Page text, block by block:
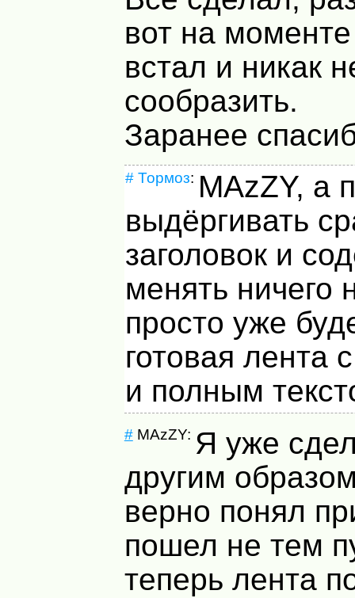
вот на
встал и никак
сообразить.
Заранее
# Тормоз: MAzZY, а
выдёргивать
заголовок и
менять ничего
просто уже
готовая лента
и полным
#MAzZY: Я уже
другим
верно понял
пошел не тем
теперь лента